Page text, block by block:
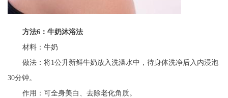
方法6：牛奶沐浴法
材料：牛奶
做法：将1公升新鲜牛奶放入洗澡水中，待身体洗净后入内浸泡
30分钟。
作用：可全身美白、去除老化角质。